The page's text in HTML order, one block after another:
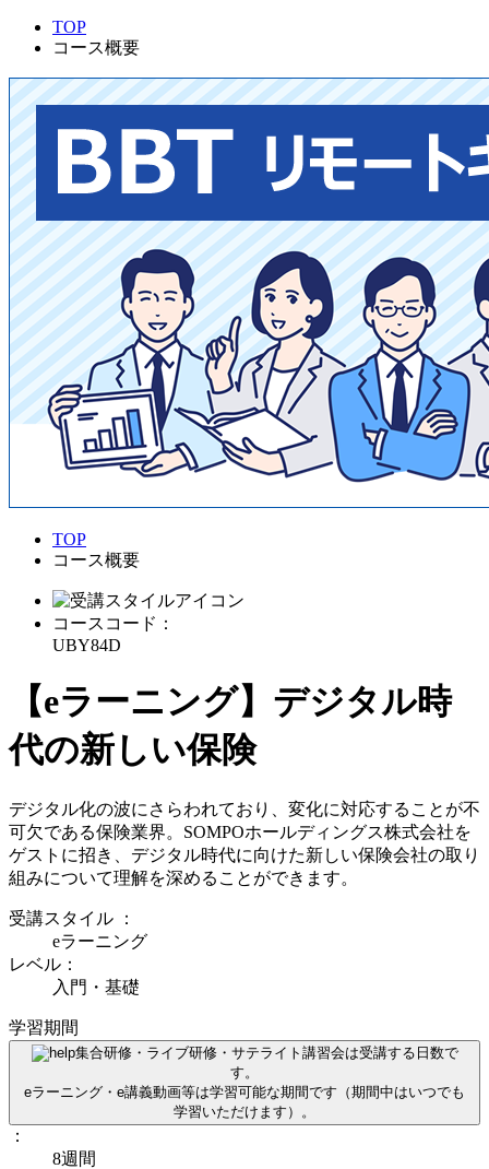
TOP
コース概要
TOP
コース概要
コースコード：
UBY84D
【eラーニング】デジタル時
代の新しい保険
デジタル化の波にさらわれており、変化に対応することが不
可欠である保険業界。SOMPOホールディングス株式会社を
ゲストに招き、デジタル時代に向けた新しい保険会社の取り
組みについて理解を深めることができます。
受講スタイル ：
eラーニング
レベル：
入門・基礎
学習期間
集合研修・ライブ研修・サテライト講習会は受講する日数で
す。
eラーニング・e講義動画等は学習可能な期間です（期間中はいつでも
学習いただけます）。
：
8週間